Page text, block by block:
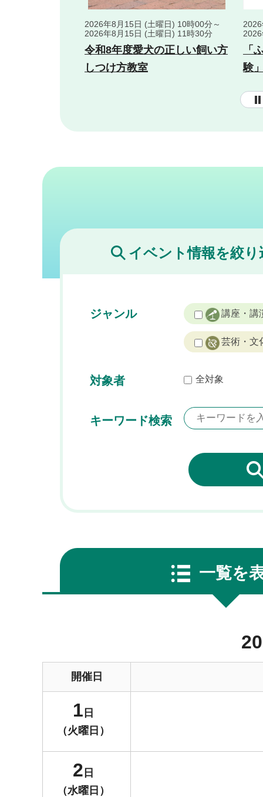
2026年8月15日 (土曜日) 10時00分～
2026年8月15日 (土曜日) 11時30分
令和8年度愛犬の正しい飼い方
しつけ方教室
「
験
イベント情報を絞り
ジャンル 講座・講
芸術・文
対象者 全対象
キーワード検索
一覧を
開催日
1 日
（火曜日）
2 日
（水曜日）